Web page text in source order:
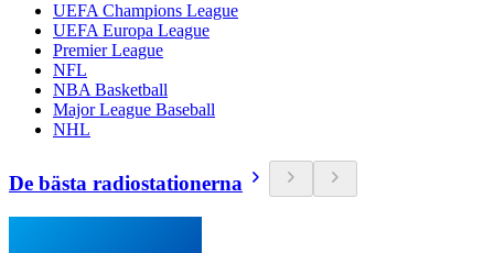
UEFA Champions League
UEFA Europa League
Premier League
NFL
NBA Basketball
Major League Baseball
NHL
De bästa radiostationerna